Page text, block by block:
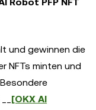
und gewinnen die
NFTs minten und
[OKX AI